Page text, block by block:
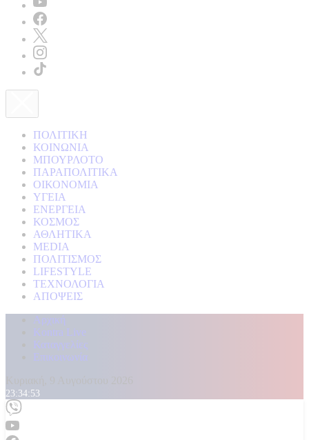
ΠΟΛΙΤΙΚΗ
ΚΟΙΝΩΝΙΑ
ΜΠΟΥΡΛΟΤΟ
ΠΑΡΑΠΟΛΙΤΙΚΑ
ΟΙΚΟΝΟΜΙΑ
ΥΓΕΙΑ
ΕΝΕΡΓΕΙΑ
ΚΟΣΜΟΣ
ΑΘΛΗΤΙΚΑ
MEDIA
ΠΟΛΙΤΙΣΜΟΣ
LIFESTYLE
ΤΕΧΝΟΛΟΓΙΑ
ΑΠΟΨΕΙΣ
Αρχική
Kontra Live
Καταγγελίες
Επικοινωνία
23:34:55